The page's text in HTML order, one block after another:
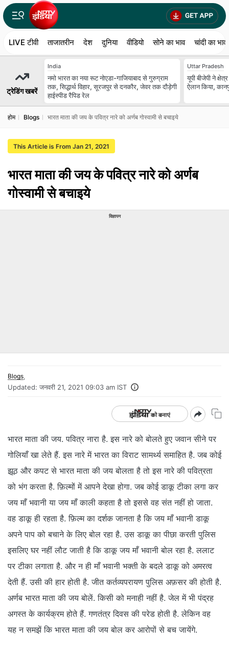
LIVE टीवी ताजातरीन देश दुनिया वीडियो सोने का भाव चांदी का भाव
ट्रेडिंग खबरें
India
नमो भारत का नया रूट नोएडा-गाजियाबाद से गुरुग्राम
तक, सिद्धार्थ विहार, सूरजपुर से दनकौर, जेवर तक दौड़ेगी
हाईस्पीड रैपिड रेल
Uttar Pradesh
यूपी बीजेपी ने
ऐलान किया,
होम Blogs भारत माता की जय के पवित्र नारे को अर्णब गोस्वामी से बचाइये
This Article is From Jan 21, 2021
भारत माता की जय के पवित्र नारे को अर्णब
गोस्वामी से बचाइये
विज्ञापन
Blogs
Updated: जनवरी 21, 2021 09:03 am IST
भारत माता की जय. पवित्र नारा है. इस नारे को बोलते हुए जवान सीने पर
गोलियाँ खा लेते हैं. इस नारे में भारत का विराट सामर्थ्य समाहित है. जब कोई
झूठ और कपट से भारत माता की जय बोलता है तो इस नारे की पवित्रता
को भंग करता है. फ़िल्मों में आपने देखा होगा. जब कोई डाकू टीका लगा कर
जय माँ भवानी या जय माँ काली कहता है तो इससे वह संत नहीं हो जाता.
वह डाकू ही रहता है. फ़िल्म का दर्शक जानता है कि जय माँ भवानी डाकू
अपने पाप को बचाने के लिए बोल रहा है. उस डाकू का पीछा करती पुलिस
इसलिए घर नहीं लौट जाती है कि डाकू जय माँ भवानी बोल रहा है. ललाट
पर टीका लगाता है. और न ही माँ भवानी भक्ती के बदले डाकू को अमरत्व
देती हैं. उसी की हार होती है. जीत कर्तव्यपरायण पुलिस अफ़सर की होती है.
अर्णब भारत माता की जय बोलें. किसी को मनाही नहीं है. जेल में भी पंद्रह
अगस्त के कार्यक्रम होते हैं. गणतंत्र दिवस की परेड होती है. लेकिन वह
यह न समझें कि भारत माता की जय बोल कर आरोपों से बच जायेंगे.